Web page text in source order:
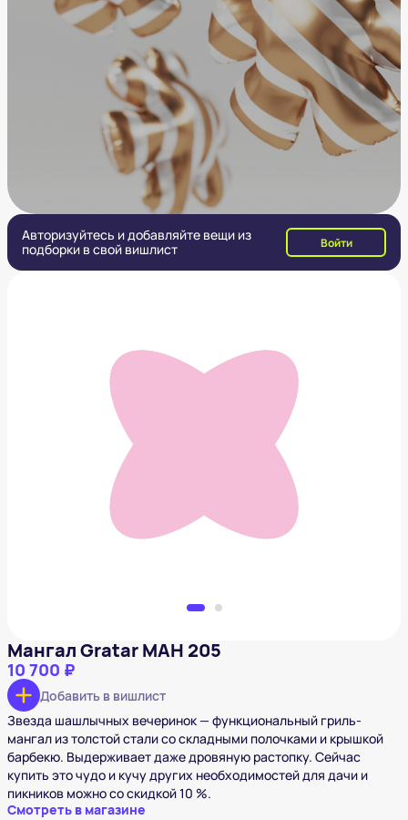
Авторизуйтесь и добавляйте вещи из
подборки в свой вишлист
Войти
Мангал Gratar МАН 205
Мангал Gratar МАН 205
10 700 ₽
Добавить в вишлист
Звезда шашлычных вечеринок — функциональный гриль-
мангал из толстой стали со складными полочками и крышкой
барбекю. Выдерживает даже дровяную растопку. Сейчас
купить это чудо и кучу других необходимостей для дачи и
пикников можно со скидкой 10 %.
Смотреть в магазине